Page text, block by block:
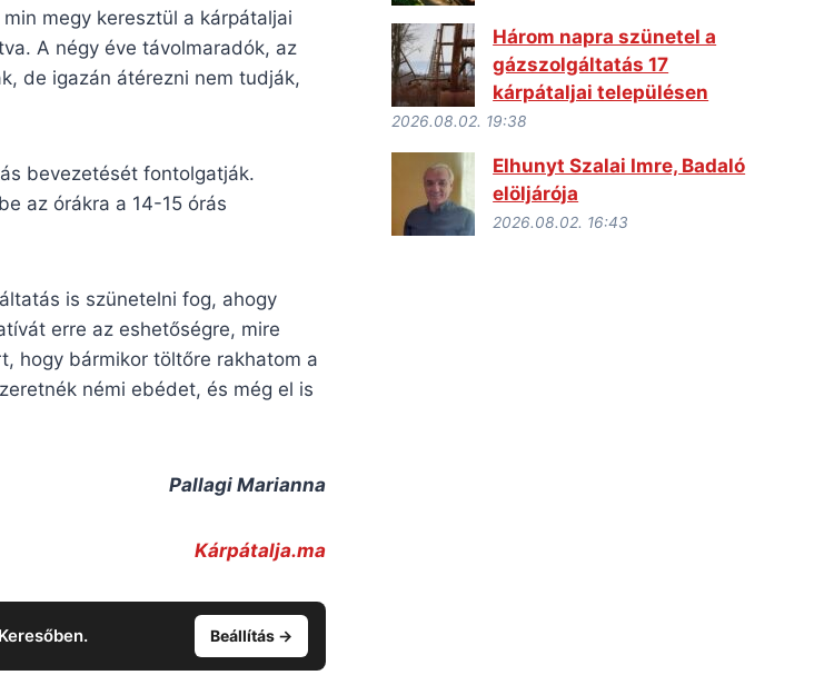
megy keresztül a kárpátaljai
A négy éve távolmaradók, az
de igazán átérezni nem tudják,
bevezetését fontolgatják.
az órákra a 14-15 órás
is szünetelni fog, ahogy
erre az eshetőségre, mire
hogy bármikor töltőre rakhatom a
némi ebédet, és még el is
Pallagi Marianna
Kárpátalja.ma
Beállítás →
Három napra szünetel a
gázszolgáltatás 17
kárpátaljai településen
2026.08.02. 19:38
Elhunyt Szalai Imre, Badaló
elöljárója
2026.08.02. 16:43